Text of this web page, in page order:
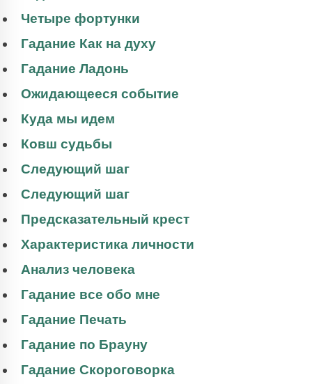
Четыре фортунки
Гадание Как на духу
Гадание Ладонь
Ожидающееся событие
Куда мы идем
Ковш судьбы
Следующий шаг
Следующий шаг
Предсказательный крест
Характеристика личности
Анализ человека
Гадание все обо мне
Гадание Печать
Гадание по Брауну
Гадание Скороговорка